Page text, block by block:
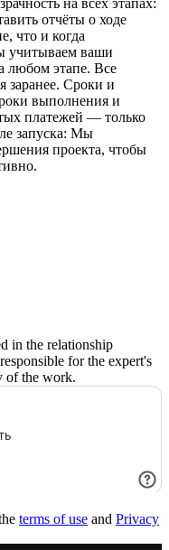
на всех этапах:
отчёты о ходе
что и когда
учитываем ваши
любом этапе. Все
заранее. Сроки и
выполнения и
платежей — только
запуска: Мы
проекта, чтобы
in the relationship
for the expert's
of the work.
terms of use and Privacy